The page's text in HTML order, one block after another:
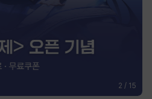
2 / 15